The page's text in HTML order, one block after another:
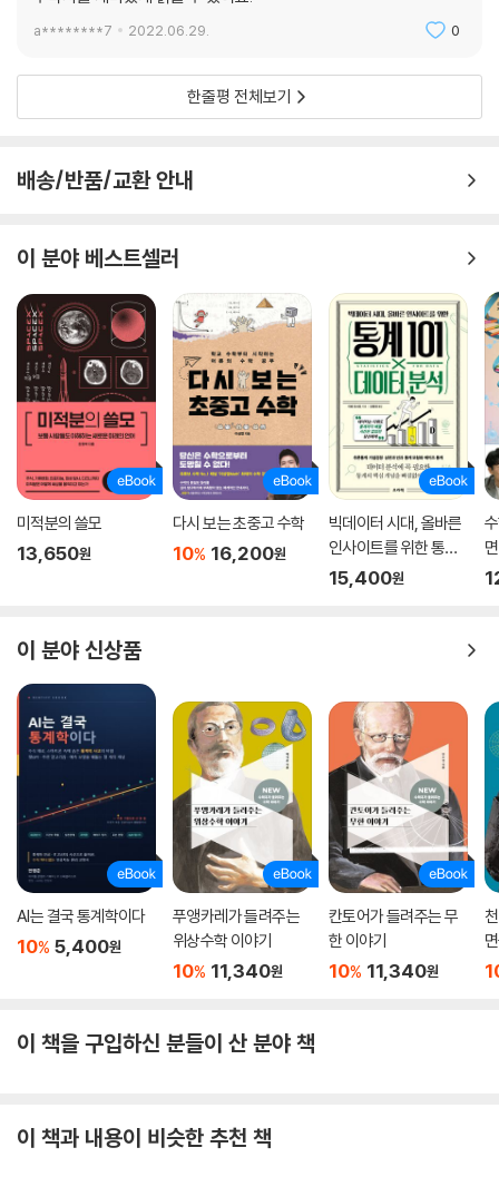
a********7 2022.06.29. 0
한줄평 전체보기
배송/반품/교환 안내
이 분야 베스트셀러
미적분의 쓸모
13,650원
다시 보는 초중고 수학
10% 16,200원
빅데이터 시대, 올바른
인사이트를 위한 통계 1
01×데이터 분석
15,400원
면
이 분야 신상품
AI는 결국 통계학이다
10% 5,400원
푸앵카레가 들려주는
위상수학 이야기
10% 11,340원
칸토어가 들려주는 무
한 이야기
10% 11,340원
이 책을 구입하신 분들이 산 분야 책
이 책과 내용이 비슷한 추천 책